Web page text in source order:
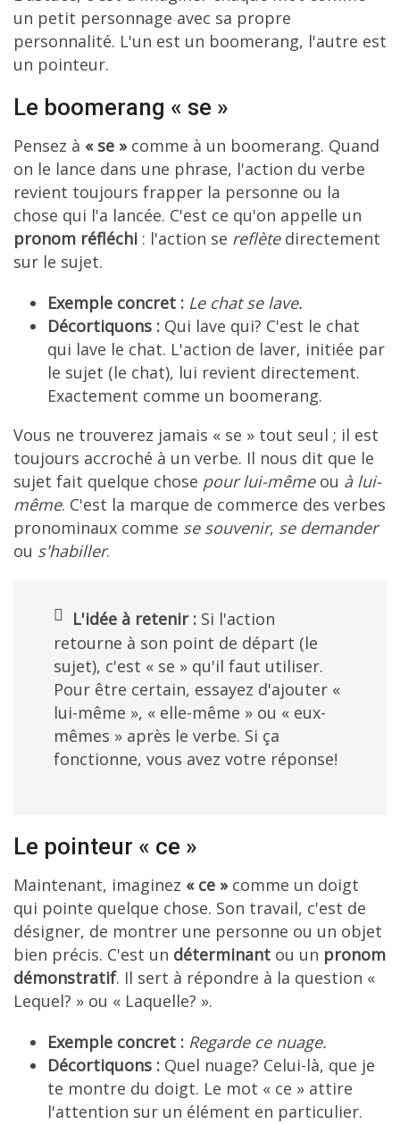
un petit personnage avec sa propre
personnalité. L'un est un boomerang, l'autre est
un pointeur.
Le boomerang « se »
Pensez à « se »comme à un boomerang. Quand
on le lance dans une phrase, l'action du verbe
revient toujours frapper la personne ou la
chose qui l'a lancée. C'est ce qu'on appelle un
pronom réfléchi : l'action se reflètedirectement
sur le sujet.
Exemple concret : Le chat se lave.
Décortiquons : Qui lave qui? C'est le chat
qui lave le chat. L'action de laver, initiée par
le sujet (le chat), lui revient directement.
Exactement comme un boomerang.
Vous ne trouverez jamais « se » tout seul ; il est
toujours accroché à un verbe. Il nous dit que le
sujet fait quelque chose pour lui-mêmeou à lui-
même. C'est la marque de commerce des verbes
pronominaux comme se souvenir, se demander
ou s'habiller.
L'idée à retenir : Si l'action
retourne à son point de départ (le
sujet), c'est « se » qu'il faut utiliser.
Pour être certain, essayez d'ajouter «
lui-même », « elle-même » ou « eux-
mêmes » après le verbe. Si ça
fonctionne, vous avez votre réponse!
Le pointeur « ce »
Maintenant, imaginez « ce »comme un doigt
qui pointe quelque chose. Son travail, c'est de
désigner, de montrer une personne ou un objet
bien précis. C'est un déterminant ou un pronom
démonstratif. Il sert à répondre à la question «
Lequel? » ou « Laquelle? ».
Exemple concret : Regarde ce nuage.
Décortiquons : Quel nuage? Celui-là, que je
te montre du doigt. Le mot « ce » attire
l'attention sur un élément en particulier.